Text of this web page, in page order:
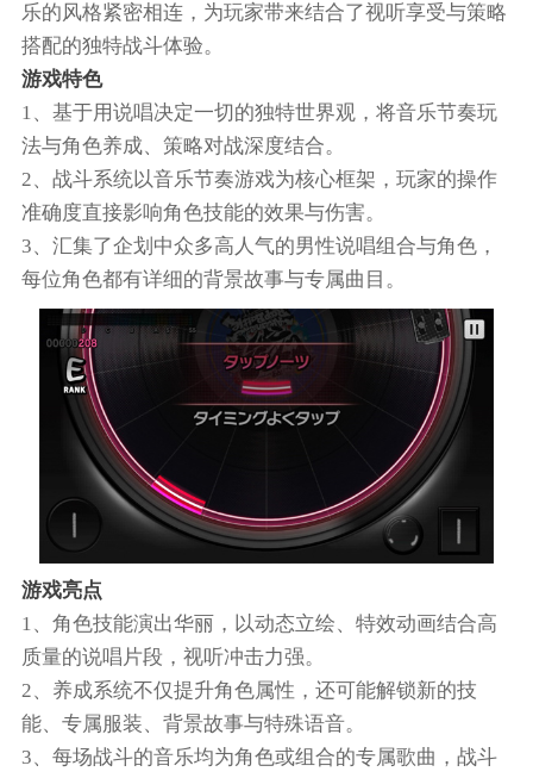
乐的风格紧密相连，为玩家带来结合了视听享受与策略
搭配的独特战斗体验。
游戏特色
1、基于用说唱决定一切的独特世界观，将音乐节奏玩
法与角色养成、策略对战深度结合。
2、战斗系统以音乐节奏游戏为核心框架，玩家的操作
准确度直接影响角色技能的效果与伤害。
3、汇集了企划中众多高人气的男性说唱组合与角色，
每位角色都有详细的背景故事与专属曲目。
游戏亮点
1、角色技能演出华丽，以动态立绘、特效动画结合高
质量的说唱片段，视听冲击力强。
2、养成系统不仅提升角色属性，还可能解锁新的技
能、专属服装、背景故事与特殊语音。
3、每场战斗的音乐均为角色或组合的专属歌曲，战斗